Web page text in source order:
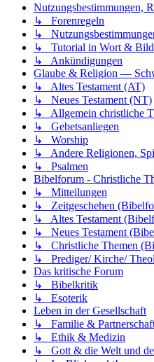
Nutzungsbestimmungen,
↳ Forenregeln
↳
↳ Tutorial in Wort &
↳ Ankündigungen
Glaube & Religion —
↳ Altes Testament (AT)
↳ Neues Testament (NT)
↳ Allgemein christliche
↳ Gebetsanliegen
↳ Worship
↳ Andere Religionen,
↳ Psalmen
Bibelforum - Christliche
↳ Mitteilungen
↳ Zeitgeschehen
↳ Altes Testament
↳ Neues Testament
↳ Christliche Themen
↳ Prediger/ Kirche/
Das kritische Forum
↳ Bibelkritik
↳ Esoterik
Leben in der Gesellschaft
↳ Familie &
↳ Ethik & Medizin
↳ Gott & die Welt und